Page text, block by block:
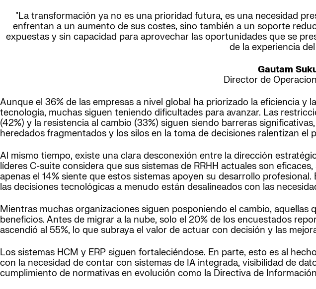
"La transformación ya no es una prioridad futura, es una necesidad
enfrentan a un aumento de sus costes, sino también a un soporte
expuestas y sin capacidad para aprovechar las oportunidades que se
de la experiencia
Gautam
Director de
Aunque el 36% de las empresas a nivel global ha priorizado la eficiencia
tecnología, muchas siguen teniendo dificultades para avanzar. Las
(42%) y la resistencia al cambio (33%) siguen siendo barreras
heredados fragmentados y los silos en la toma de decisiones ralentizan el
Al mismo tiempo, existe una clara desconexión entre la dirección
líderes C-suite considera que sus sistemas de RRHH actuales son
apenas el 14% siente que estos sistemas apoyen su desarrollo
las decisiones tecnológicas a menudo están desalineados con las
Mientras muchas organizaciones siguen posponiendo el cambio,
beneficios. Antes de migrar a la nube, solo el 20% de los encuestados
ascendió al 55%, lo que subraya el valor de actuar con decisión y las
Los sistemas HCM y ERP siguen fortaleciéndose. En parte, esto es al
con la necesidad de contar con sistemas de IA integrada, visibilidad de
cumplimiento de normativas en evolución como la Directiva de